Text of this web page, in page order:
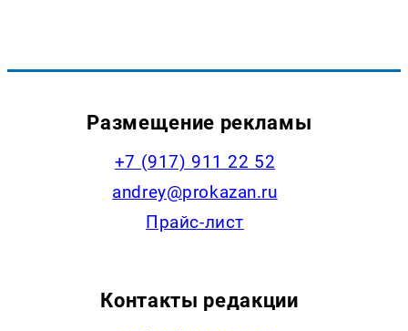
Размещение рекламы
+7 (917) 911 22 52
andrey@prokazan.ru
Прайс-лист
Контакты редакции